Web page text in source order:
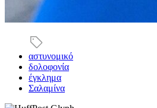
αστυνομικό
δολοφονία
έγκλημα
Σαλαμίνα